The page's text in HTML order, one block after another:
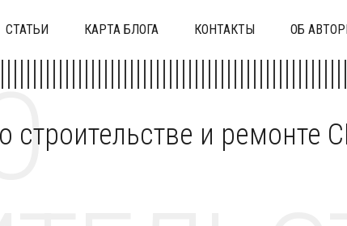
СТАТЬИ КАРТА БЛОГА КОНТАКТЫ ОБ
строительстве и ремонте